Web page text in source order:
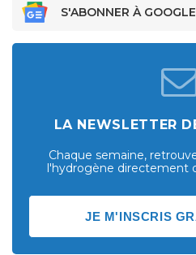
S'ABONNER À
LA NEWSLETTER
Chaque semaine,
l'hydrogène directement
JE M'INSCRIS